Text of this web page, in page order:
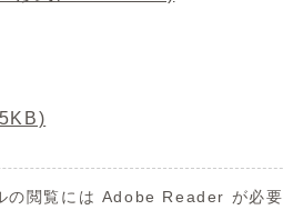
の閲覧には Adobe Reader が必